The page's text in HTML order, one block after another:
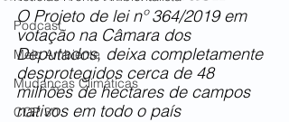
Podcast
Meio Ambiente
Mudanças Climáticas
COP 30
O Projeto de lei nº 364/2019 em
votação na Câmara dos
Deputados, deixa completamente
desprotegidos cerca de 48
milhões de hectares de campos
nativos em todo o país